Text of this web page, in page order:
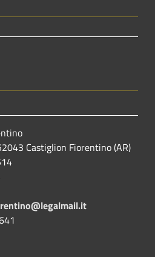
Castiglion Fiorentino (AR)